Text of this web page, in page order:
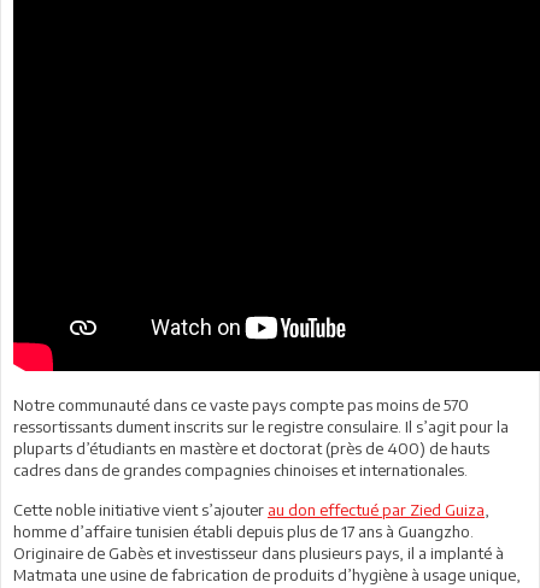
Notre communauté dans ce vaste pays compte pas moins de 570
ressortissants dument inscrits sur le registre consulaire. Il s’agit pour la
pluparts d’étudiants en mastère et doctorat (près de 400) de hauts
cadres dans de grandes compagnies chinoises et internationales.
Cette noble initiative vient s’ajouter au don effectué par Zied Guiza
homme d’affaire tunisien établi depuis plus de 17 ans à Guangzho.
Originaire de Gabès et investisseur dans plusieurs pays, il a implanté à
Matmata une usine de fabrication de produits d’hygiène à usage unique,